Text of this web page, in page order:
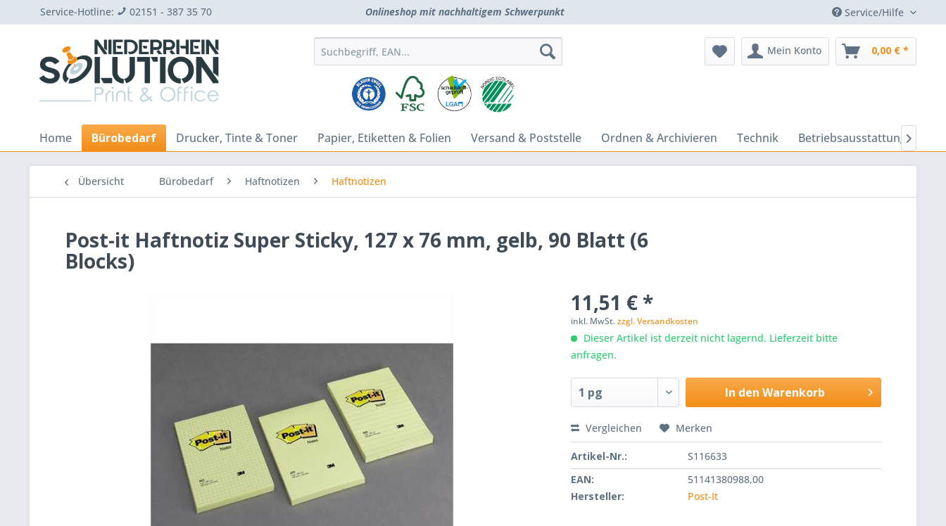
Service-Hotline: 02151 - 387 35 70 Onlineshop mit nachhaltigem Schwerpunkt Service/Hilfe
Mein Konto 0,00 € *
Home Bürobedarf Drucker, Tinte & Toner Papier, Etiketten & Folien Versand & Poststelle Ordnen & Archivieren Technik Betriebsausstattung 
Übersicht Bürobedarf Haftnotizen Haftnotizen
Post-it Haftnotiz Super Sticky, 127 x 76 mm, gelb, 90 Blatt (6
Blocks)
11,51 € *
inkl. MwSt.zzgl. Versandkosten
Dieser Artikel ist derzeit nicht lagernd. Lieferzeit bitte
anfragen.
In den Warenkorb
Vergleichen Merken
Artikel-Nr.:
S116633
EAN:
51141380988,00
Hersteller:
Post-It